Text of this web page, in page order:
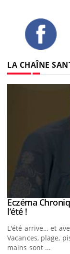
LA CHAÎNE
Youtube
Eczéma
l’été !Youtube
L'été arrive… et
Vacances, plage,
mains sont ...